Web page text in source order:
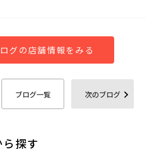
グの店舗情報をみる
ブログ一覧 次のブログ
探す